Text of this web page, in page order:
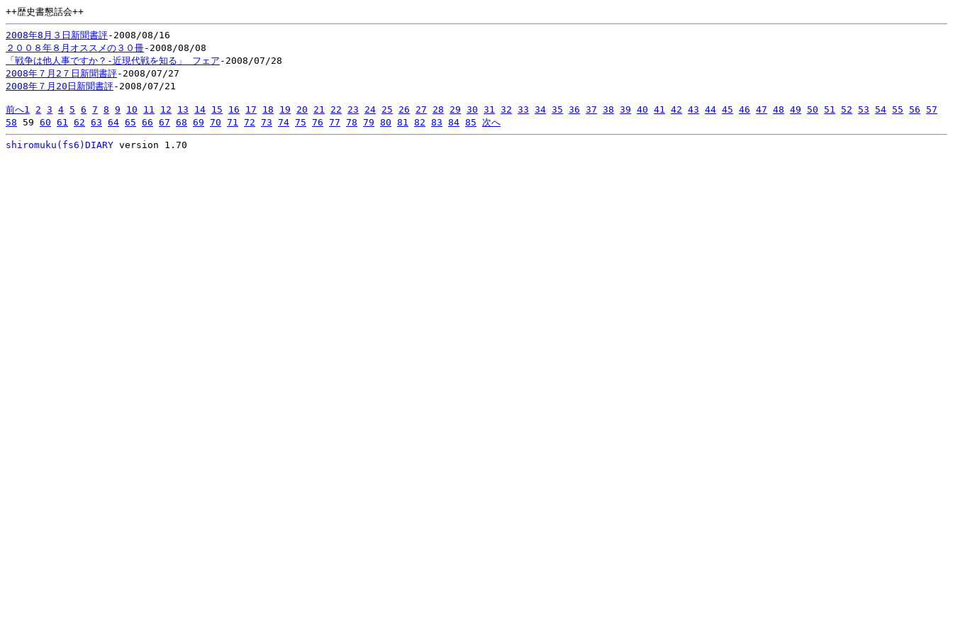
++歴史書懇話会++
2008年8月３日新聞書評-2008/08/16
２００８年８月オススメの３０冊-2008/08/08
「戦争は他人事ですか？-近現代戦を知る」 フェア -2008/07/28
2008年７月2７日新聞書評-2008/07/27
2008年７月20日新聞書評-2008/07/21
前へ1 2 3 4 5 6 7 8 9 10 11 12 13 14 15 16 17 18 19 20 21 22 23 24 25 26 27 28 29 30 31 32 33 34 35 36 37 38 39 40 41 42 43 44 45 46 47 48 49 50 51 52 53 54 55 56
57
58 59 60 61 62 63 64 65 66 67 68 69 70 71 72 73 74 75 76 77 78 79 80 81 82 83 84 85 次へ
shiromuku(fs6)DIARY version 1.70